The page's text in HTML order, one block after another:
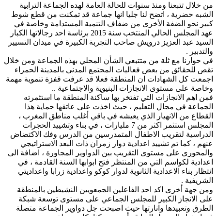
من خلال تتبعنا ومنذ سنوات للحالة العامة لهده الجماعة الترابية
الشبه حضرية ، اتضح لنا جليا انها جماعة قد تمكنت من قطع شوط
كبير نحو الضفة الأخرى من ضفاف التنمية المستدامة وخاصة في
عهد المجلس الحالي المنتخب سنة 2015 برئاسة احد رجالاتها الكبار
السيد عبد العزيز درويش صاحب التجربة الكبيرة في ميدان التسيير
والتدبير .
في حوارنا مع ثلة من متتبعي الشأن المحلي بهذه الجماعة ومن خلال
تقص للحقائق من بعض فعاليات المجتمع المدني بالمدينة الحمراء
اجمعت كل الشهادات ان المنطقة فعلا قد عرفت قفزة تنموية مهمة
وخاصة على مستوى الانجازات البنيوية والاجتماعية ..
فمن اهم الانجازات التي تفتخر بها ساكنة المنطقة ما استثمرته
الجماعة في مجال التعليم ، حيث اخذت على عاتقها حماية هذا
القطاع من الانهيار الذي يعيشه في باقي أغلب مناطق المغرب ،
المجلس استثمر اكثر من 7 مليارات ، في بناء وتشييد الحجرات
الدراسية لتقريب الاطفال المتمدرسين من الدرس وفك الاكتضاض
عنهم ، كما تم تشييد اعدادية دوار زمران ذات البعد الاستراتيجي
والمحوري على مستوى التقريب بين الدواوير المجاورة ، اضافة الى
اعدادية لكواسم التي من المنتظر فتح ابوابها السنة القادمة ، في
انتظار بناء الاعدادية الثانوية لدوار كوكو واعدادية زرابا واعداديتي
الشريفية .
ومن جهة أخرى اكد احد الفاعلين الجمعويين النشيطين بالمنطقة
على الانجاز الكبير للمجلس الجماعي على مستوى توسعة شبكة
الطرق وتعبيدها وانارتها حيث اصبحت جل دواوير الجماعة متصلة